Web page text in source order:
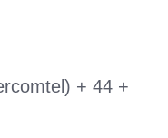
+ 44 +